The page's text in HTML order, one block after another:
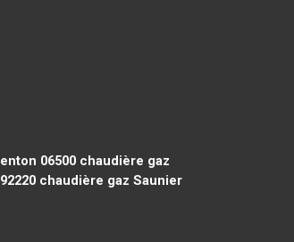
06500chaudière gaz
chaudière gaz Saunier